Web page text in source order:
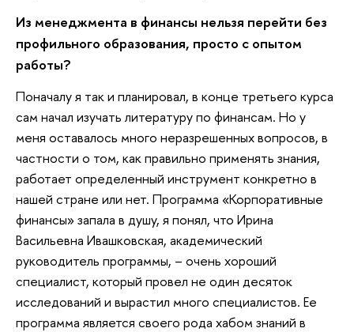
Из менеджмента в финансы нельзя перейти без
профильного образования, просто с опытом
работы?
Поначалу я так и планировал, в конце третьего курса
сам начал изучать литературу по финансам. Но у
меня оставалось много неразрешенных вопросов, в
частности о том, как правильно применять знания,
работает определенный инструмент конкретно в
нашей стране или нет. Программа «Корпоративные
финансы» запала в душу, я понял, что Ирина
Васильевна Ивашковская, академический
руководитель программы, – очень хороший
специалист, который провел не один десяток
исследований и вырастил много специалистов. Ее
программа является своего рода хабом знаний в